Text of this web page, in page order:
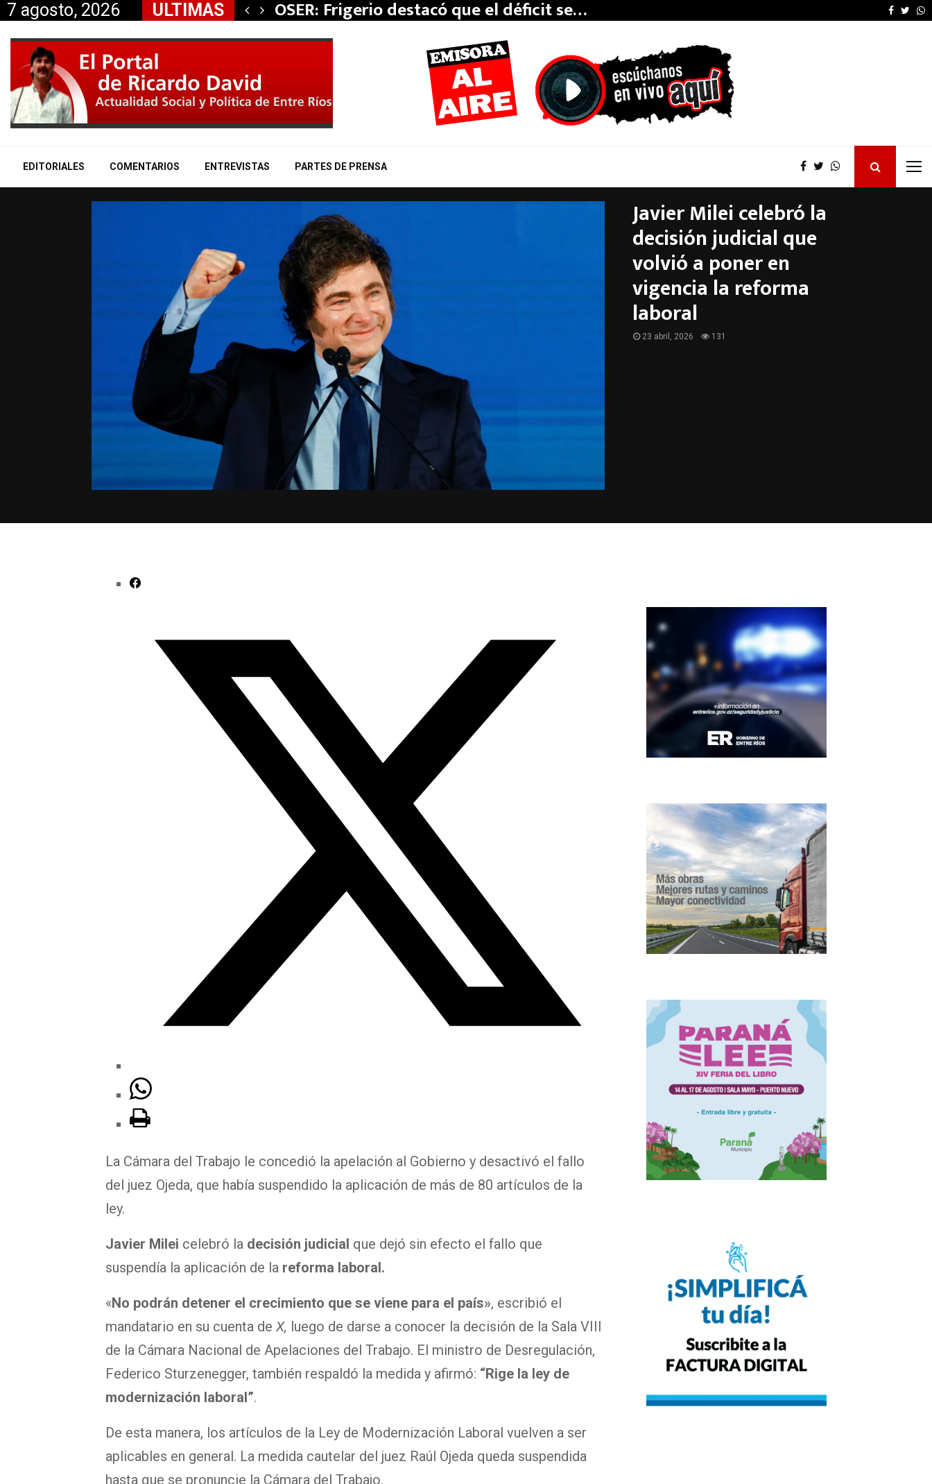
7 agosto, 2026 ULTIMAS
aliados a la… OSER: Frigerio destacó que el déficit se… La provincia
EDITORIALES COMENTARIOS ENTREVISTAS PARTES DE PRENSA
Javier Milei celebró la
decisión judicial que
volvió a poner en
vigencia la reforma
laboral
23 abril, 2026 131
La Cámara del Trabajo le concedió la apelación al Gobierno y desactivó el fallo
del juez Ojeda, que había suspendido la aplicación de más de 80 artículos de la
ley.
Javier Milei celebró la decisión judicial que dejó sin efecto el fallo que
suspendía la aplicación de la reforma laboral.
«No podrán detener el crecimiento que se viene para el país», escribió el
mandatario en su cuenta de X, luego de darse a conocer la decisión de la Sala VIII
de la Cámara Nacional de Apelaciones del Trabajo. El ministro de Desregulación,
Federico Sturzenegger, también respaldó la medida y afirmó: “Rige la ley de
modernización laboral”.
De esta manera, los artículos de la Ley de Modernización Laboral vuelven a ser
aplicables en general. La medida cautelar del juez Raúl Ojeda queda suspendida
hasta que se pronuncie la Cámara del Trabajo.